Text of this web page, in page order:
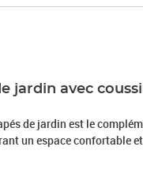
jardin avec
de jardin est le
un espace confortable
se détendre et